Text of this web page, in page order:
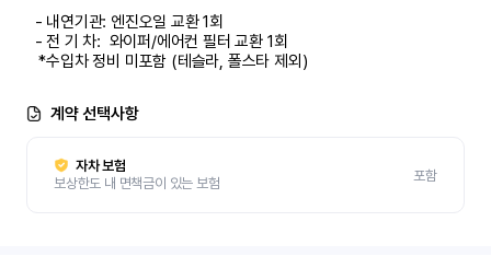
   *수입차 정비 미포함 (테슬라, 폴스타 제외)
계약 선택사항
자차 보험
보상한도 내 면책금이 있는 보험
포함